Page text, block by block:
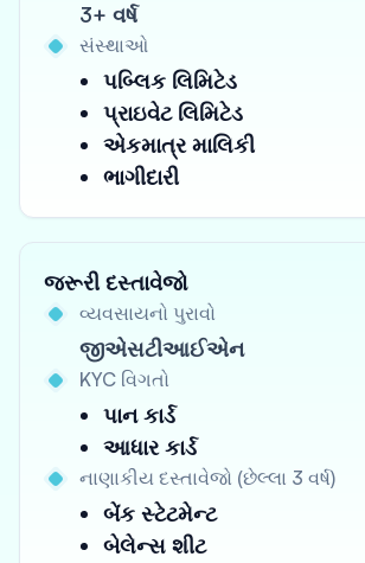
3+ વર્ષ
સંસ્થાઓ
પબ્લિક લિમિટેડ
પ્રાઇવેટ લિમિટેડ
એકમાત્ર માલિકી
ભાગીદારી
જરૂરી દસ્તાવેજો
વ્યવસાયનો પુરાવો
જીએસટીઆઈએન
KYC વિગતો
પાન કાર્ડ
આધાર કાર્ડ
નાણાકીય દસ્તાવેજો (છેલ્લા 3 વર્ષ)
બેંક સ્ટેટમેન્ટ
બેલેન્સ શીટ